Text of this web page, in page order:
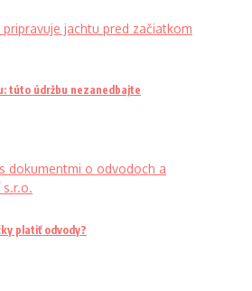
túto údržbu nezanedbajte
platiť odvody?